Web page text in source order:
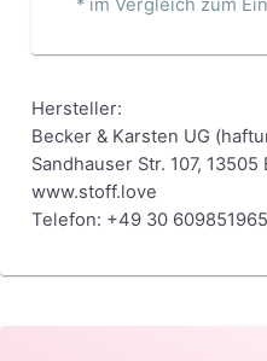
* im Vergleich zum
Hersteller:
Becker & Karsten UG
Sandhauser Str. 107, 13505
www.stoff.love
Telefon: +49 30 609851965